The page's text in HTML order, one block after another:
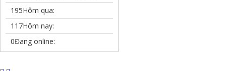
195Hôm qua:
117Hôm nay:
0Đang online: